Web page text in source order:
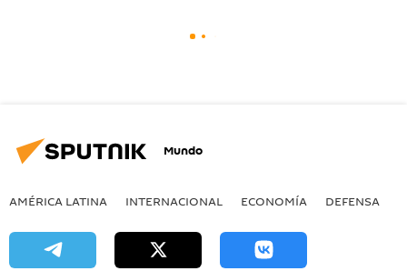
Mundo
AMÉRICA LATINA INTERNACIONAL ECONOMÍA DEFENSA